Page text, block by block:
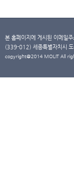
본 홈페이지에 게시된 이메일
(339-012) 세종특별자치시
copyright@2014 MOLIT All